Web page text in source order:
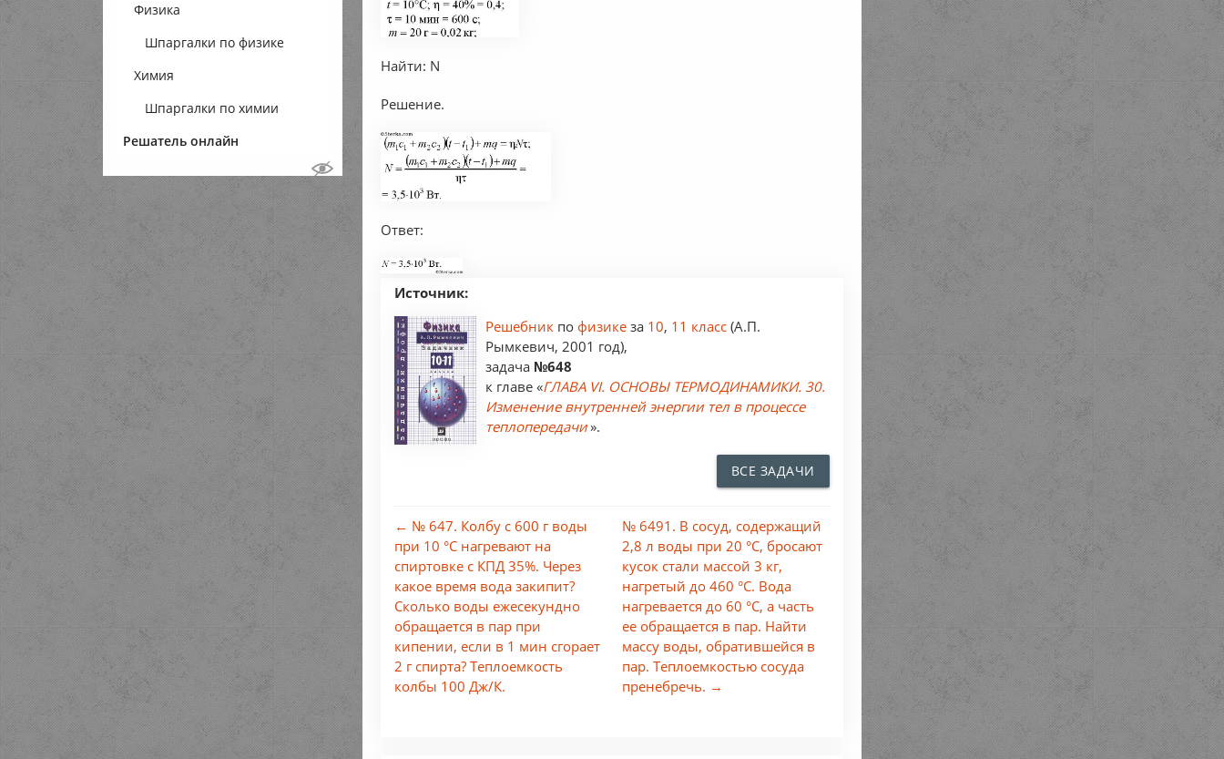
геометрии
Физика
Шпаргалки по физике
Химия
Шпаргалки по химии
Решатель онлайн
Найти: N
Решение.
Ответ:
Источник:
Решебник пофизикеза 10, 11 класс (А.П.
Рымкевич, 2001 год),
задача №648
к главе «ГЛАВА VI. ОСНОВЫ ТЕРМОДИНАМИКИ. 30.
Изменение внутренней энергии тел в процессе
теплопередачи».
ВСЕ ЗАДАЧИ
← № 647. Колбу с 600 г воды
при 10 °С нагревают на
спиртовке с КПД 35%. Через
какое время вода закипит?
Сколько воды ежесекундно
обращается в пар при
кипении, если в 1 мин сгорает
2 г спирта? Теплоемкость
колбы 100 Дж/К.
№ 6491. В сосуд, содержащий
2,8 л воды при 20 °С, бросают
кусок стали массой 3 кг,
нагретый до 460 °С. Вода
нагревается до 60 °С, а часть
ее обращается в пар. Найти
массу воды, обратившейся в
пар. Теплоемкостью сосуда
пренебречь. →